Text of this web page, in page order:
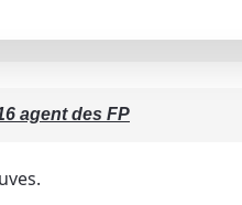
agent des FP